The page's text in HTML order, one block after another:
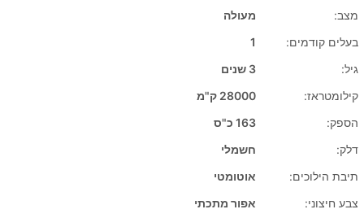
מצב:
מעולה
בעלים קודמים:
1
גיל:
3 שנים
קילומטראז:
28000 ק"מ
הספק:
163 כ"ס
דלק:
חשמלי
תיבת הילוכים:
אוטומטי
צבע חיצוני:
אפור מתכתי